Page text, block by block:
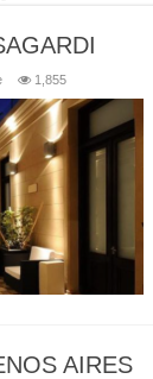
1,855
AIRES